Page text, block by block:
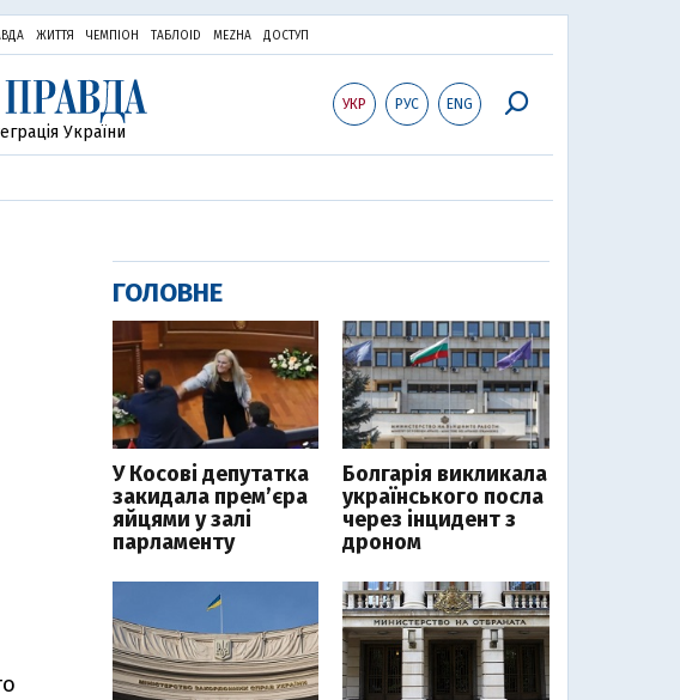
ЖИТТЯ ЧЕМПІОН ТАБЛОID MEZHA ДОСТУП
УКР РУС ENG
України
ГОЛОВНЕ
У Косові депутатка
закидала прем’єра
яйцями у залі
парламенту
Болгарія викликала
українського посла
через інцидент з
дроном